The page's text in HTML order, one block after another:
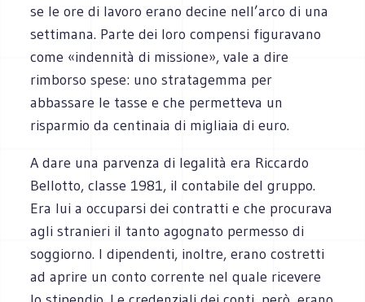
se le ore di lavoro erano decine nell’arco di una
settimana. Parte dei loro compensi figuravano
come «indennità di missione», vale a dire
rimborso spese: uno stratagemma per
abbassare le tasse e che permetteva un
risparmio da centinaia di migliaia di euro.
A dare una parvenza di legalità era Riccardo
Bellotto, classe 1981, il contabile del gruppo.
Era lui a occuparsi dei contratti e che procurava
agli stranieri il tanto agognato permesso di
soggiorno. I dipendenti, inoltre, erano costretti
ad aprire un conto corrente nel quale ricevere